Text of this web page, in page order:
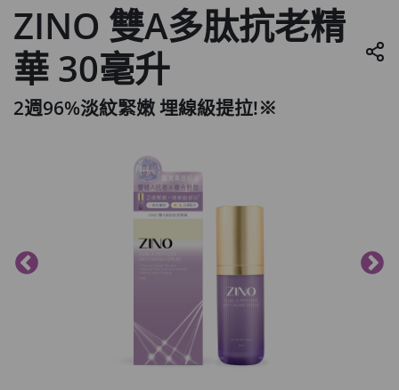
ZINO 雙A多肽抗老精
華 30毫升
2週96%淡紋緊嫩 埋線級提拉!※